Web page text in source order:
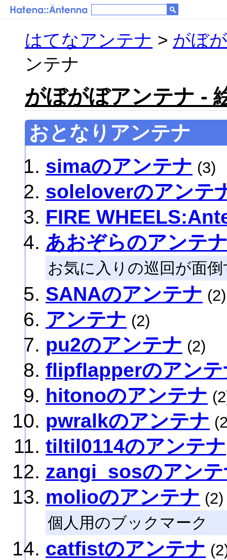
はてなアンテナ > がぼ
ンテナ
がぼがぼアンテナ -
おとなりアンテナ
simaのアンテナ (3)
soleloverのアンテ
FIRE
あおぞらのアンテ
お気に入りの巡回が面
SANAのアンテナ (2)
アンテナ (2)
pu2のアンテナ (2)
flipflapperのアンテ
hitonoのアンテナ
pwralkのアンテナ
tiltil0114のアンテナ
zangi_sosのアン
molioのアンテナ (2)
個人用のブックマーク
catfistのアンテナ